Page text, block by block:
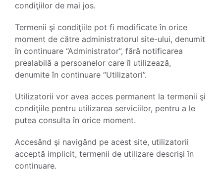
condiţiilor de mai jos.
Termenii şi condiţiile pot fi modificate în orice
moment de către administratorul site-ului, denumit
în continuare “Administrator”, fără notificarea
prealabilă a persoanelor care îl utilizează,
denumite în continuare “Utilizatori”.
Utilizatorii vor avea acces permanent la termenii şi
condiţiile pentru utilizarea serviciilor, pentru a le
putea consulta în orice moment.
Accesând şi navigând pe acest site, utilizatorii
acceptă implicit, termenii de utilizare descrişi în
continuare.